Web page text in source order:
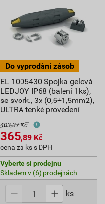
EL 1005430 Spojka gelová
LEDJOY IP68 (balení 1ks),
se svork., 3x (0,5÷1,5mm2),
ULTRA tenké provedení
403,37 Kč
365,89 Kč
cena za ks s DPH
Vyberte si prodejnu
Skladem v (6) prodejnách
ks